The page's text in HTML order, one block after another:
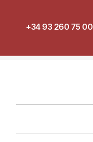
+34 93 260 75 00
principal